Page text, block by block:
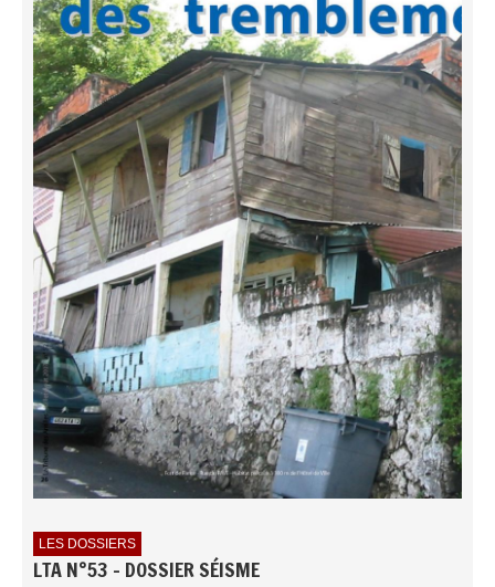
LES DOSSIERS
LTA N°53 - DOSSIER SÉISME